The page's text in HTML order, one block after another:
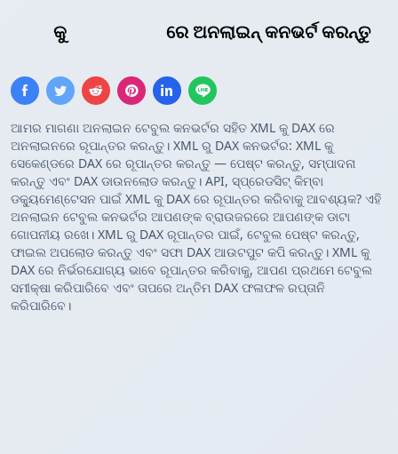
କୁ ରେ ଅନଲାଇନ୍ କନଭର୍ଟ କରନ୍ତୁ
ଆମର ମାଗଣା ଅନଲାଇନ ଟେବୁଲ କନଭର୍ଟର ସହିତ XML କୁ DAX ରେ
ଅନଲାଇନରେ ରୂପାନ୍ତର କରନ୍ତୁ। XML ରୁ DAX କନଭର୍ଟର: XML କୁ
ସେକେଣ୍ଡରେ DAX ରେ ରୂପାନ୍ତର କରନ୍ତୁ — ପେଷ୍ଟ କରନ୍ତୁ, ସମ୍ପାଦନା
କରନ୍ତୁ ଏବଂ DAX ଡାଉନଲୋଡ କରନ୍ତୁ। API, ସ୍ପ୍ରେଡସିଟ୍ କିମ୍ବା
ଡକ୍ୟୁମେଣ୍ଟେସନ ପାଇଁ XML କୁ DAX ରେ ରୂପାନ୍ତର କରିବାକୁ ଆବଶ୍ୟକ? ଏହି
ଅନଲାଇନ ଟେବୁଲ କନଭର୍ଟର ଆପଣଙ୍କ ବ୍ରାଉଜରରେ ଆପଣଙ୍କ ଡାଟା
ଗୋପନୀୟ ରଖେ। XML ରୁ DAX ରୂପାନ୍ତର ପାଇଁ, ଟେବୁଲ ପେଷ୍ଟ କରନ୍ତୁ,
ଫାଇଲ ଅପଲୋଡ କରନ୍ତୁ ଏବଂ ସଫା DAX ଆଉଟପୁଟ କପି କରନ୍ତୁ। XML କୁ
DAX ରେ ନିର୍ଭରଯୋଗ୍ୟ ଭାବେ ରୂପାନ୍ତର କରିବାକୁ, ଆପଣ ପ୍ରଥମେ ଟେବୁଲ
ସମୀକ୍ଷା କରିପାରିବେ ଏବଂ ତାପରେ ଅନ୍ତିମ DAX ଫଳାଫଳ ରପ୍ତାନି
କରିପାରିବେ।